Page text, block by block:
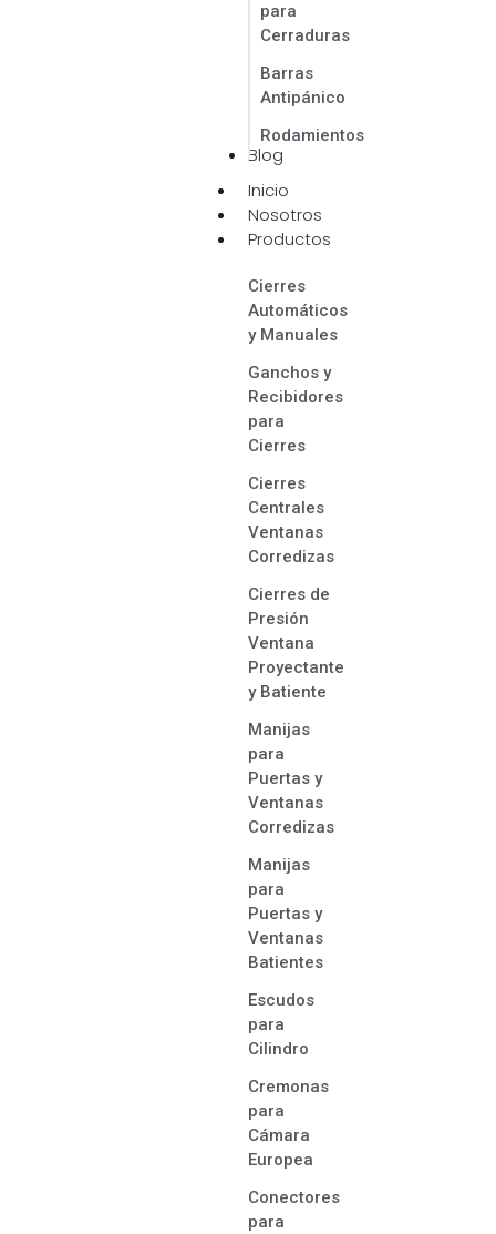
para
Cerraduras
Barras
Antipánico
Rodamientos
Blog
Inicio
Nosotros
Productos
Cierres
Automáticos
y Manuales
Ganchos y
Recibidores
para
Cierres
Cierres
Centrales
Ventanas
Corredizas
Cierres de
Presión
Ventana
Proyectante
y Batiente
Manijas
para
Puertas y
Ventanas
Corredizas
Manijas
para
Puertas y
Ventanas
Batientes
Escudos
para
Cilindro
Cremonas
para
Cámara
Europea
Conectores
para